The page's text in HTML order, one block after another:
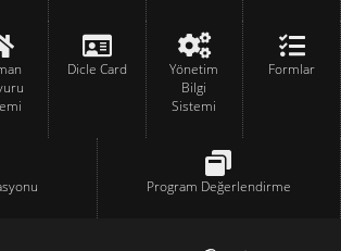
Dicle Card
Yönetim
Bilgi
Sistemi
Formlar
Program Değerlendirme